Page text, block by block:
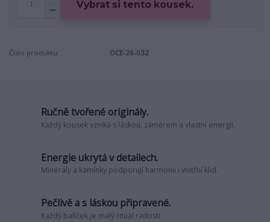
Vybrat si tento kousek.
Číslo produktu: OCE-26-032
Ručně tvořené originály.
Každý kousek vzniká s láskou, záměrem a vlastní energií.
Energie ukrytá v detailech.
Minerály a kamínky podporují harmonii i vnitřní klid.
Pečlivě a s láskou připravené.
Každý balíček je malý rituál radosti.